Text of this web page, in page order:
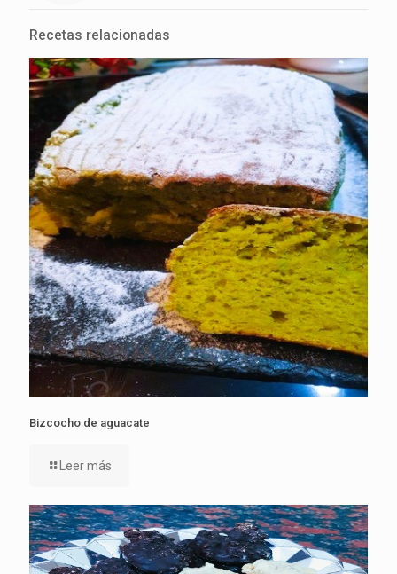
Recetas relacionadas
Bizcocho de aguacate
Leer más